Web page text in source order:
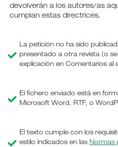
devolverán a los autores/as
cumplan estas directrices.
La petición no ha sido
presentado a otra revista (o
explicación en Comentarios al
El fichero enviado está en
Microsoft Word, RTF, o
El texto cumple con los
estilo indicados en las Normas